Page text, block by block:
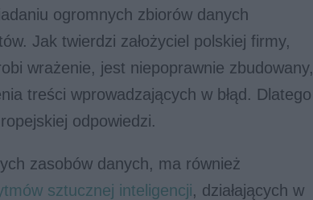
ogromnych zbiorów danych
Jak twierdzi założyciel polskiej firmy,
wrażenie, jest niepoprawnie zbudowany,
treści wprowadzających w błąd. Dlatego
odpowiedzi.
zasobów danych, ma również
sztucznej inteligencji, działających w